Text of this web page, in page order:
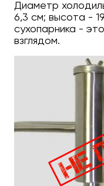
Диаметр
6,3 см; высота -
сухопарника -
взглядом.